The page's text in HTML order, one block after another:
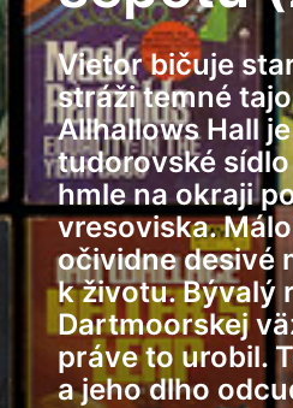
Vietor bičuje
stráži temné
Allhallows Hall
tudorovské
hmle na okraji
vresoviska.
očividne desivé
k životu. Bývalý
Dartmoorskej
práve to urobil.
a jeho dlho